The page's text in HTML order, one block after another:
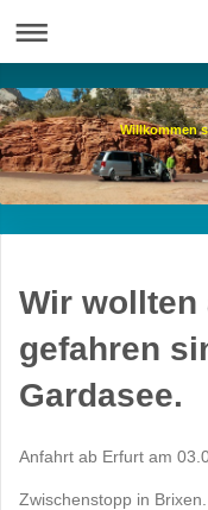
Willkommen
Wir wollten
gefahren
Gardasee.
Anfahrt ab Erfurt am
Zwischenstopp in